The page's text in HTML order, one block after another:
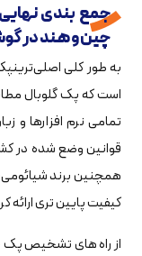
جمع بندی
چین و هند در
به طور کلی
است که پک گلوبال
تمامی نرم افزارها و
قوانین وضع شده در
همچنین برند
کیفیت پایین تری
از راه های تشخیص پک